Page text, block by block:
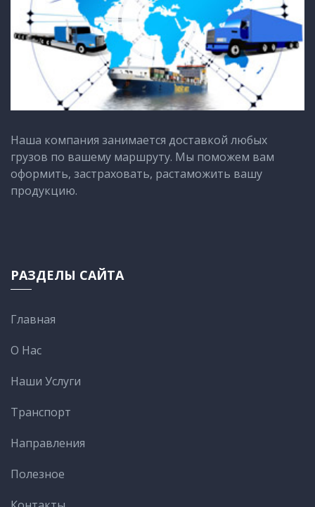
Наша компания занимается доставкой любых
грузов по вашему маршруту. Мы поможем вам
оформить, застраховать, растаможить вашу
продукцию.
РАЗДЕЛЫ САЙТА
Главная
О Нас
Наши Услуги
Транспорт
Направления
Полезное